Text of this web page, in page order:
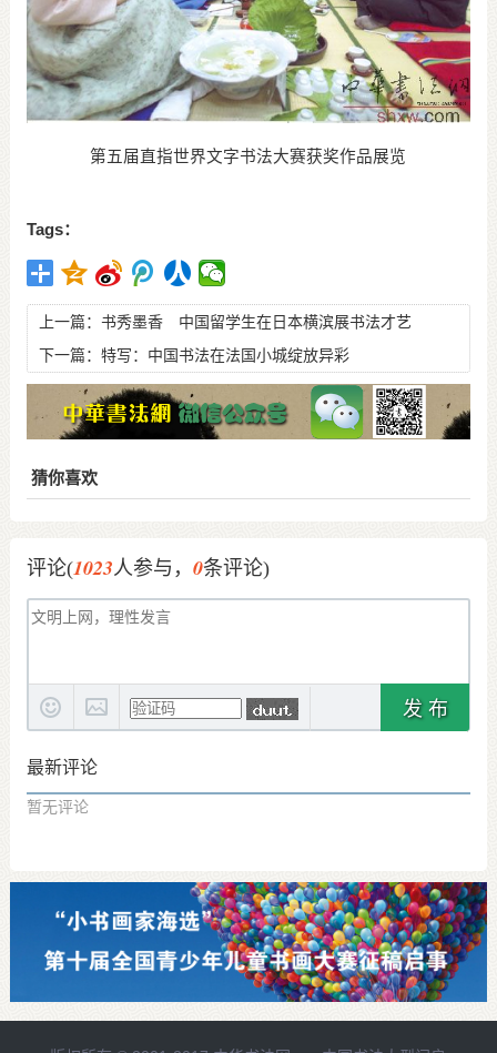
第五届直指世界文字书法大赛获奖作品展览
Tags：
上一篇： 书秀墨香 中国留学生在日本横滨展书法才艺
下一篇： 特写：中国书法在法国小城绽放异彩
猜你喜欢
评论(1023人参与， 0条评论)
发 布
最新评论
暂无评论